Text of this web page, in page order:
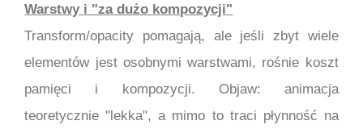
Warstwy i "za dużo kompozycji"
Transform/opacity pomagają, ale jeśli zbyt wiele
elementów jest osobnymi warstwami, rośnie koszt
pamięci i kompozycji. Objaw: animacja
teoretycznie "lekka", a mimo to traci płynność na